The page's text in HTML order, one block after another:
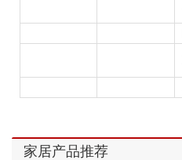
家居产品推荐